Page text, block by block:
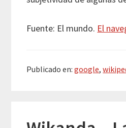
Fuente: El mundo. El
Publicado en:google,